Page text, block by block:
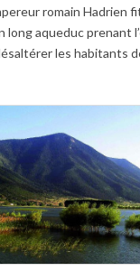
romain Hadrien
long aqueduc prenant
les habitants